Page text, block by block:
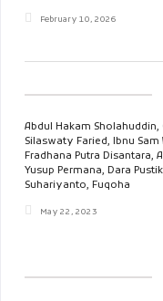
February 10, 2026
Abdul Hakam
Silaswaty Faried, Ibnu
Fradhana Putra Disantara,
Yusup Permana, Dara
Suhariyanto, Fuqoha
May 22, 2023